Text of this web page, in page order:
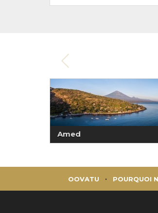
Amed
OOVATU POURQUOI